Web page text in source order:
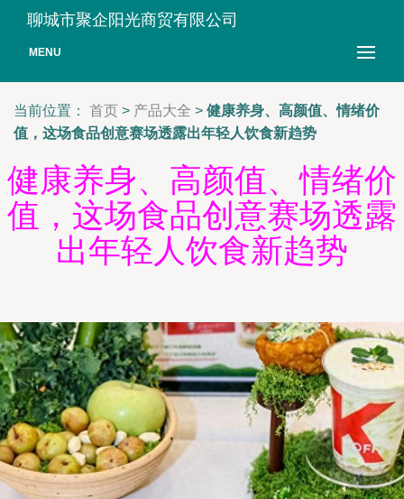
聊城市聚企阳光商贸有限公司
MENU
当前位置： 首页 > 产品大全 > 健康养身、高颜值、情绪价
值，这场食品创意赛场透露出年轻人饮食新趋势
健康养身、高颜值、情绪价
值，这场食品创意赛场透露
出年轻人饮食新趋势